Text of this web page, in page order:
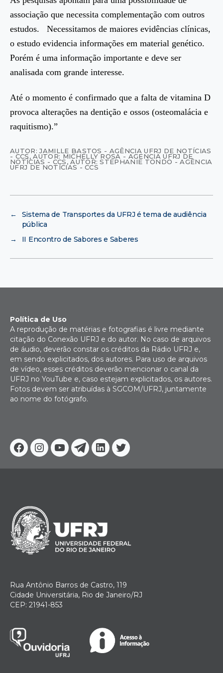
associação que necessita complementação com outros
estudos. Necessitamos de maiores evidências clínicas,
o estudo evidencia informações em material genético.
Porém é uma informação importante e deve ser
analisada com grande interesse.
Até o momento é confirmado que a falta de vitamina D
provoca alterações na dentição e ossos (osteomalácia e
raquitismo).”
AUTOR: JAMILLE BASTOS - AGÊNCIA UFRJ DE NOTÍCIAS
- CCS,AUTOR: MICHELLY ROSA - AGENCIA UFRJ DE
NOTÎCIAS - CCS,AUTOR: STEPHANIE TONDO - AGÊNCIA
UFRJ DE NOTÍCIAS - CCS
←
Sistema de Transportes da UFRJ é tema de audiência
pública
→
II Encontro de Sabores e Saberes
Facebook
Instagram
YoutubeTelegram
Linkedin
Twitter
Política de Uso
A reprodução de matérias e fotografias é livre mediante
citação do Conexão UFRJ e do autor. No caso de arquivos
de áudio, deverão constar os créditos da Rádio UFRJ e,
em sendo explicitados, dos autores. Para uso de arquivos
de vídeo, esses créditos deverão mencionar o canal da
UFRJ no YouTube e, caso estejam explicitados, os autores.
Fotos devem ser atribuídas à SGCOM/UFRJ, juntamente
ao nome do fotógrafo.
Rua Antônio Barros de Castro, 119
Cidade Universitária, Rio de Janeiro/RJ
CEP: 21941-853